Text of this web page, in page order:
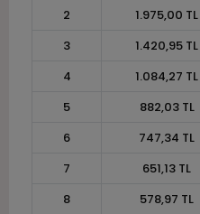
2 1.975,00 TL
3
1.420,95 TL
4
1.084,27 TL
5
882,03 TL
6
747,34 TL
7
651,13 TL
8
578,97 TL